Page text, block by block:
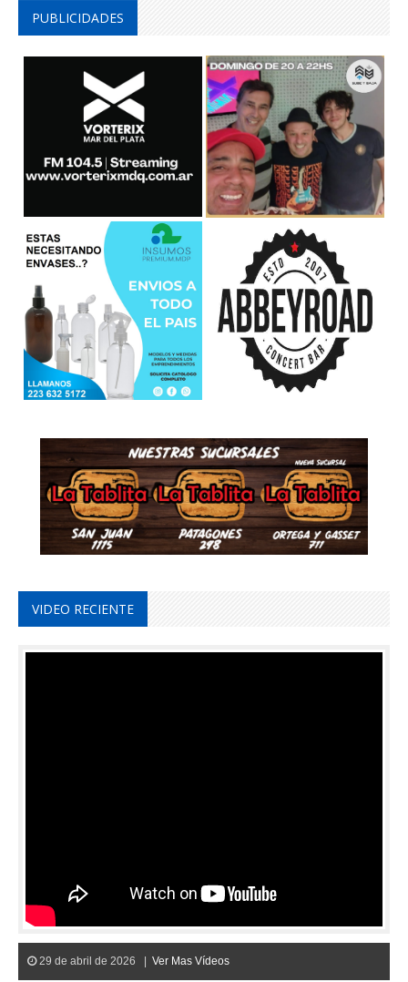
PUBLICIDADES
VIDEO RECIENTE
29 de abril de 2026 | Ver Mas Vídeos